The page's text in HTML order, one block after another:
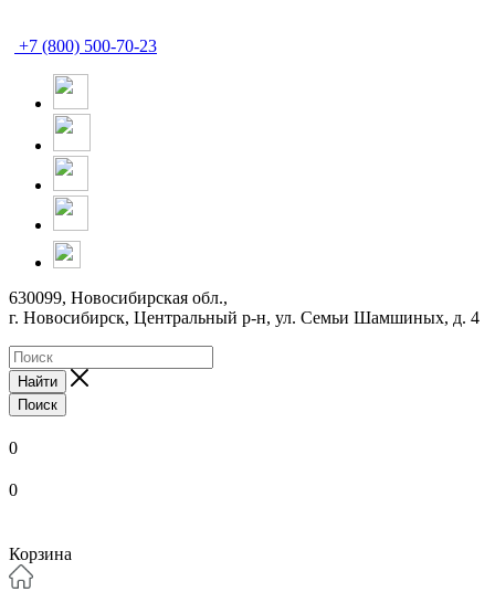
+7 (800) 500-70-23
630099, Новосибирская обл.,
г. Новосибирск, Центральный р-н, ул. Семьи Шамшиных, д. 4
Найти
Поиск
0
0
Корзина